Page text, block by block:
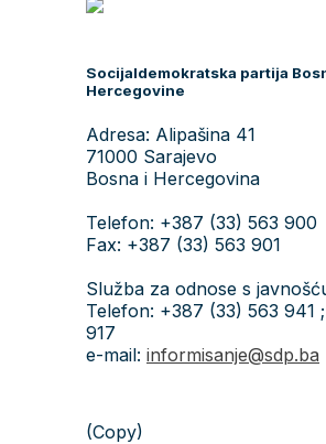
Socijaldemokratska partija
Hercegovine
Adresa: Alipašina 41
71000 Sarajevo
Bosna i Hercegovina
Telefon: +387 (33) 563 900
Fax: +387 (33) 563 901
Služba za odnose s
Telefon: +387 (33) 563 941
917
e-mail: informisanje@sdp.ba
(Copy)